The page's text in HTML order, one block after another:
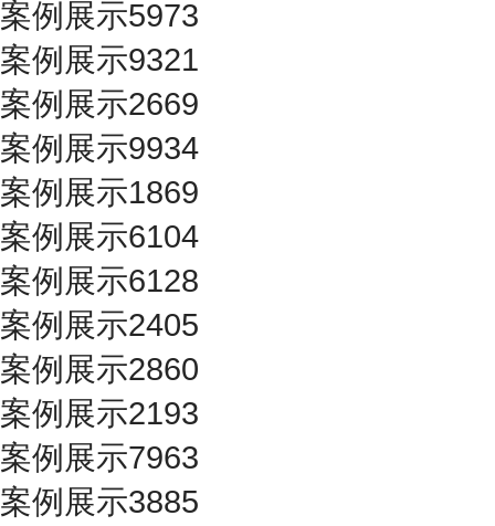
案例展示5973
案例展示9321
案例展示2669
案例展示9934
案例展示1869
案例展示6104
案例展示6128
案例展示2405
案例展示2860
案例展示2193
案例展示7963
案例展示3885